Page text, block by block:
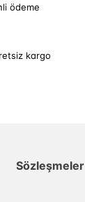
ödeme
kargo
Sözleşmeler